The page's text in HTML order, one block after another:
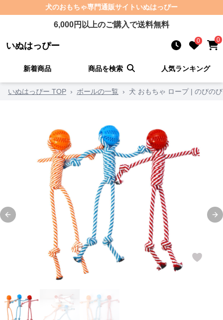
犬のおもちゃ専門通販サイト いぬはっぴー
6,000円以上のご購入で送料無料
いぬはっぴー 0 0
新着商品 商品を検索 人気ランキング
いぬはっぴー TOP › ボールの一覧 › 犬 おもちゃ ロープ | のびの
Previous slide